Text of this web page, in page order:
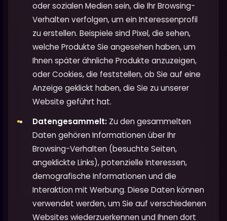
oder sozialen Medien sein, die Ihr Browsing-
Verhalten verfolgen, um ein Interessenprofil
zu erstellen. Beispiele sind Pixel, die sehen,
welche Produkte Sie angesehen haben, um
Ihnen später ähnliche Produkte anzuzeigen,
oder Cookies, die feststellen, ob Sie auf eine
Anzeige geklickt haben, die Sie zu unserer
Website geführt hat.
Datengesammelt: Zu den gesammelten
Daten gehören Informationen über Ihr
Browsing-Verhalten (besuchte Seiten,
angeklickte Links), potenzielle Interessen,
demografische Informationen und die
Interaktion mit Werbung. Diese Daten können
verwendet werden, um Sie auf verschiedenen
Websites wiederzuerkennen und Ihnen dort